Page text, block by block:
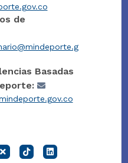
de
Basadas